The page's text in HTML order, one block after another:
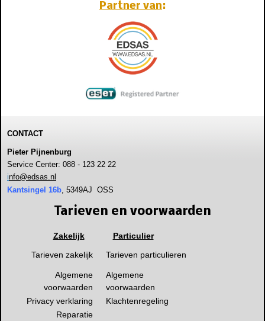
Partner van:
CONTACT
Pieter Pijnenburg
Service Center: 088 - 123 22 22
info@edsas.nl
Kantsingel 16b, 5349AJ OSS
Tarieven en voorwaarden
Zakelijk
Particulier
Tarieven zakelijk
Tarieven particulieren
Algemene
voorwaarden
Algemene
voorwaarden
Privacy verklaring
Klachtenregeling
Reparatie